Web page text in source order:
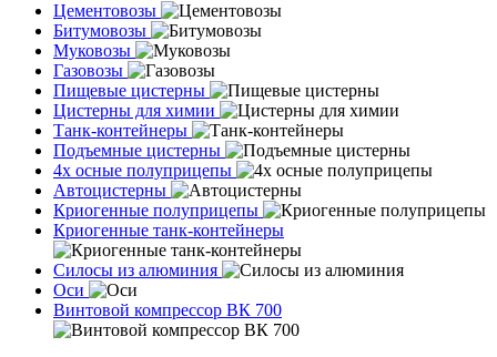
Цементовозы
Битумовозы
Муковозы
Газовозы
Пищевые цистерны
Цистерны для химии
Танк-контейнеры
Подъемные цистерны
4х осные полуприцепы
Автоцистерны
Криогенные полуприцепы
Криогенные танк-контейнеры
Силосы из алюминия
Оси
Винтовой компрессор ВК 700